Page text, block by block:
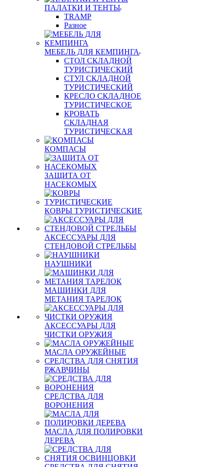
ПАЛАТКИ И ТЕНТЫ
TRAMP
Разное
МЕБЕЛЬ ДЛЯ КЕМПИНГА
СТОЛ СКЛАДНОЙ
ТУРИСТИЧЕСКИЙ
СТУЛ СКЛАДНОЙ
ТУРИСТИЧЕСКИЙ
КРЕСЛО СКЛАДНОЕ
ТУРИСТИЧЕСКОЕ
КРОВАТЬ
СКЛАДНАЯ
ТУРИСТИЧЕСКАЯ
КОМПАСЫ
ЗАЩИТА ОТ
НАСЕКОМЫХ
КОВРЫ ТУРИСТИЧЕСКИЕ
АКСЕССУАРЫ ДЛЯ
СТЕНДОВОЙ СТРЕЛЬБЫ
НАУШНИКИ
МАШИНКИ ДЛЯ
МЕТАНИЯ ТАРЕЛОК
АКСЕССУАРЫ ДЛЯ
ЧИСТКИ ОРУЖИЯ
МАСЛА ОРУЖЕЙНЫЕ
СРЕДСТВА ДЛЯ СНЯТИЯ
РЖАВЧИНЫ
СРЕДСТВА ДЛЯ
ВОРОНЕНИЯ
МАСЛА ДЛЯ ПОЛИРОВКИ
ДЕРЕВА